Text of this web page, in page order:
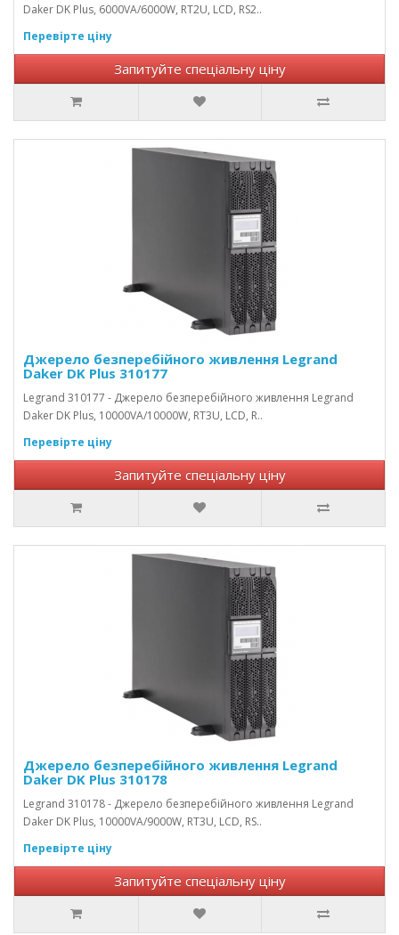
Daker DK Plus, 6000VA/6000W, RT2U, LCD, RS2..
Перевірте ціну
Запитуйте спеціальну ціну
Джерело безперебійного живлення Legrand
Daker DK Plus 310177
Legrand 310177 - Джерело безперебійного живлення Legrand
Daker DK Plus, 10000VA/10000W, RT3U, LCD, R..
Перевірте ціну
Запитуйте спеціальну ціну
Джерело безперебійного живлення Legrand
Daker DK Plus 310178
Legrand 310178 - Джерело безперебійного живлення Legrand
Daker DK Plus, 10000VA/9000W, RT3U, LCD, RS..
Перевірте ціну
Запитуйте спеціальну ціну